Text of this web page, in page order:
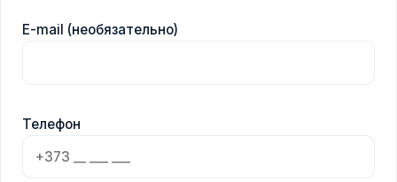
E-mail (необязательно)
Телефон